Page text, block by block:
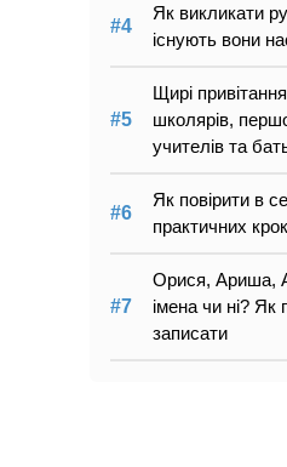
Як викликати
існують вони
Щирі
школярів,
учителів та
Як повірити в
практичних
Орися, Ариша,
імена чи ні? Як
записати